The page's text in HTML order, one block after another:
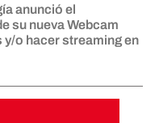
anunció el
su nueva Webcam
y/o hacer streaming en